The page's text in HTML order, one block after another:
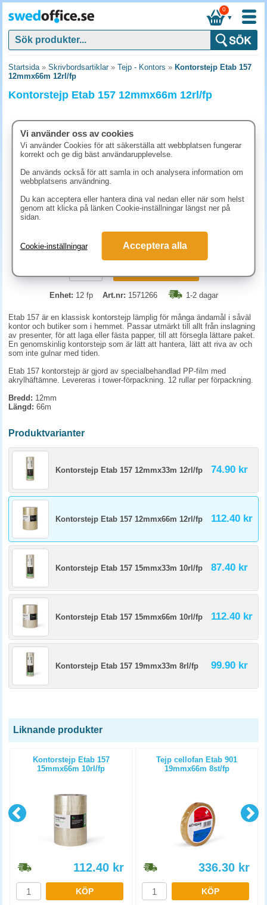
▼
0
Startsida» Skrivbordsartiklar» Tejp - Kontors » Kontorstejp Etab 157
12mmx66m 12rl/fp
Kontorstejp Etab 157 12mmx66m 12rl/fp
112.40 kr (inkl. moms)
Enhet: 12 fp Art.nr: 1571266 1-2 dagar
Etab 157 är en klassisk kontorstejp lämplig för många ändamål i såväl
kontor och butiker som i hemmet. Passar utmärkt till allt från inslagning
av presenter, för att laga eller fästa papper, till att försegla lättare paket.
En genomskinlig kontorstejp som är lätt att hantera, lätt att riva av och
som inte gulnar med tiden.
Etab 157 kontorstejp är gjord av specialbehandlad PP-film med
akrylhäftämne. Levereras i tower-förpackning. 12 rullar per förpackning.
Bredd: 12mm
Längd: 66m
Produktvarianter
Kontorstejp Etab 157 12mmx33m 12rl/fp 74.90 kr
Kontorstejp Etab 157 12mmx66m 12rl/fp 112.40 kr
Kontorstejp Etab 157 15mmx33m 10rl/fp 87.40 kr
Kontorstejp Etab 157 15mmx66m 10rl/fp 112.40 kr
Kontorstejp Etab 157 19mmx33m 8rl/fp 99.90 kr
Liknande produkter
Kontorstejp Etab 157
15mmx66m 10rl/fp
112.40 kr
KÖP
Tejp cellofan Etab 901
19mmx66m 8st/fp
336.30 kr
KÖP
Vi använder oss av cookies
Vi använder Cookies för att säkerställa att webbplatsen fungerar
korrekt och ge dig bäst användarupplevelse.
De används också för att samla in och analysera information om
webbplatsens användning.
Du kan acceptera eller hantera dina val nedan eller när som helst
genom att klicka på länken Cookie-inställningar längst ner på
sidan.
Cookie-inställningar Acceptera alla